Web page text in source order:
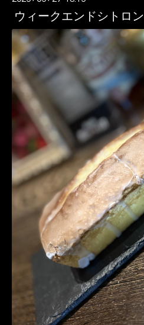
ウィークエンドシトロン